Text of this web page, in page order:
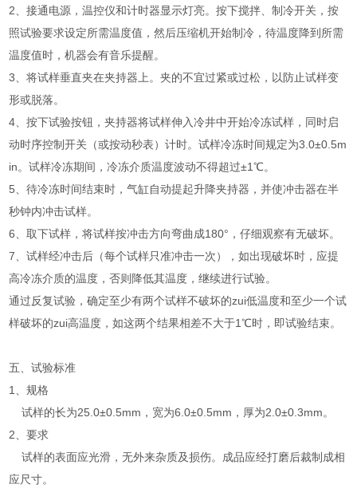
2、接通电源，温控仪和计时器显示灯亮。按下搅拌、制冷开关，按
照试验要求设定所需温度值，然后压缩机开始制冷，待温度降到所需
温度值时，机器会有音乐提醒。
3、将试样垂直夹在夹持器上。夹的不宜过紧或过松，以防止试样变
形或脱落。
4、按下试验按钮，夹持器将试样伸入冷井中开始冷冻试样，同时启
动时序控制开关（或按动秒表）计时。试样冷冻时间规定为3.0±0.5m
in。试样冷冻期间，冷冻介质温度波动不得超过±1℃。
5、待冷冻时间结束时，气缸自动提起升降夹持器，并使冲击器在半
秒钟内冲击试样。
6、取下试样，将试样按冲击方向弯曲成180°，仔细观察有无破坏。
7、试样经冲击后（每个试样只准冲击一次），如出现破坏时，应提
高冷冻介质的温度，否则降低其温度，继续进行试验。
通过反复试验，确定至少有两个试样不破坏的zui低温度和至少一个试
样破坏的zui高温度，如这两个结果相差不大于1℃时，即试验结束。
五、试验标准
1、规格
试样的长为25.0±0.5mm，宽为6.0±0.5mm，厚为2.0±0.3mm。
2、要求
试样的表面应光滑，无外来杂质及损伤。成品应经打磨后裁制成相
应尺寸。